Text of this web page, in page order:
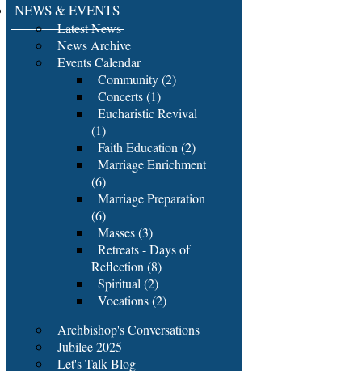
NEWS & EVENTS
Latest News
News Archive
Events Calendar
Community (2)
Concerts (1)
Eucharistic Revival
(1)
Faith Education (2)
Marriage Enrichment
(6)
Marriage Preparation
(6)
Masses (3)
Retreats - Days of
Reflection (8)
Spiritual (2)
Vocations (2)
Archbishop's Conversations
Jubilee 2025
Let's Talk Blog